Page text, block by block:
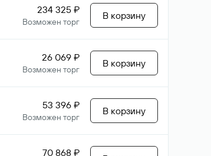
234 325 ₽
Возможен торг
В корзину
26 069 ₽
Возможен торг
В корзину
53 396 ₽
Возможен торг
В корзину
70 868 ₽